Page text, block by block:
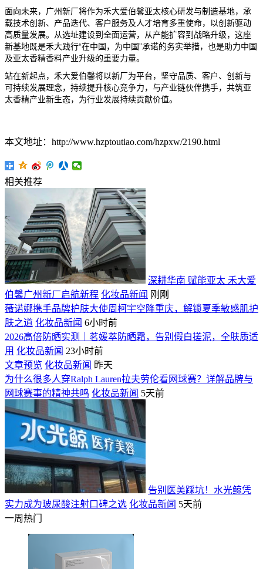
面向未来，广州新厂将作为禾大爱伯馨亚太核心研发与制造基地，承
载技术创新、产品迭代、客户服务及人才培育多重使命，以创新驱动
高质量发展。从选址建设到全面运营，从产能扩容到战略升级，这座
新基地既是禾大践行“在中国，为中国”承诺的务实举措，也是助力中国
及亚太香精香料产业升级的重要力量。
站在新起点，禾大爱伯馨将以新厂为平台，坚守品质、客户、创新与
可持续发展理念，持续提升核心竞争力，与产业链伙伴携手，共筑亚
太香精产业新生态，为行业发展持续贡献价值。
本文地址：http://www.hzptoutiao.com/hzpxw/2190.html
相关推荐
深耕华南 赋能亚太 禾大爱
伯馨广州新厂启航新程 化妆品新闻 刚刚
薇诺娜携手品牌护肤大使周柯宇空降重庆，解锁夏季敏感肌护
肤之道 化妆品新闻 6小时前
2026高倍防晒实测｜茗媛萃防晒霜，告别假白搓泥，全肤质适
用 化妆品新闻 23小时前
文章预览 化妆品新闻 昨天
为什么很多人穿Ralph Lauren拉夫劳伦看网球赛？详解品牌与
网球赛事的精神共鸣 化妆品新闻 5天前
告别医美踩坑！水光鲸凭
实力成为玻尿酸注射口碑之选 化妆品新闻 5天前
一周热门